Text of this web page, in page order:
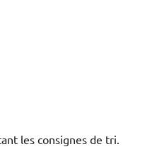
les consignes de tri.